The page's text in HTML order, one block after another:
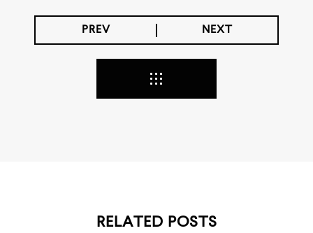
PREV NEXT
RELATED POSTS